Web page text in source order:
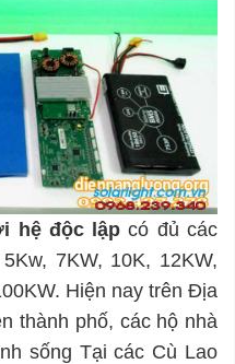
hệ độc lậpcó đủ các
7KW, 10K, 12KW,
Hiện nay trên Địa
thành phố, các hộ nhà
sống Tại các Cù Lao